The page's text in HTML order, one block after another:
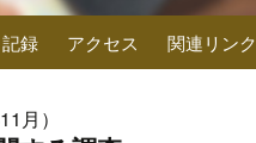
録 アクセス 関連リンク
月）